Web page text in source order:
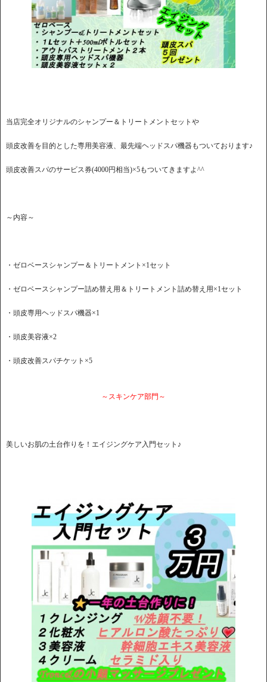
当店完全オリジナルのシャンプー＆トリートメントセットや
頭皮改善を目的とした専用美容液、最先端ヘッドスパ機器もついております♪
頭皮改善スパのサービス券(4000円相当)×5もついてきますよ^^
～内容～
・ゼロベースシャンプー＆トリートメント×1セット
・ゼロベースシャンプー詰め替え用＆トリートメント詰め替え用×1セット
・頭皮専用ヘッドスパ機器×1
・頭皮美容液×2
・頭皮改善スパチケット×5
～スキンケア部門～
美しいお肌の土台作りを！エイジングケア入門セット♪